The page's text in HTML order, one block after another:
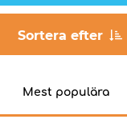
Sortera efter
Mest populära